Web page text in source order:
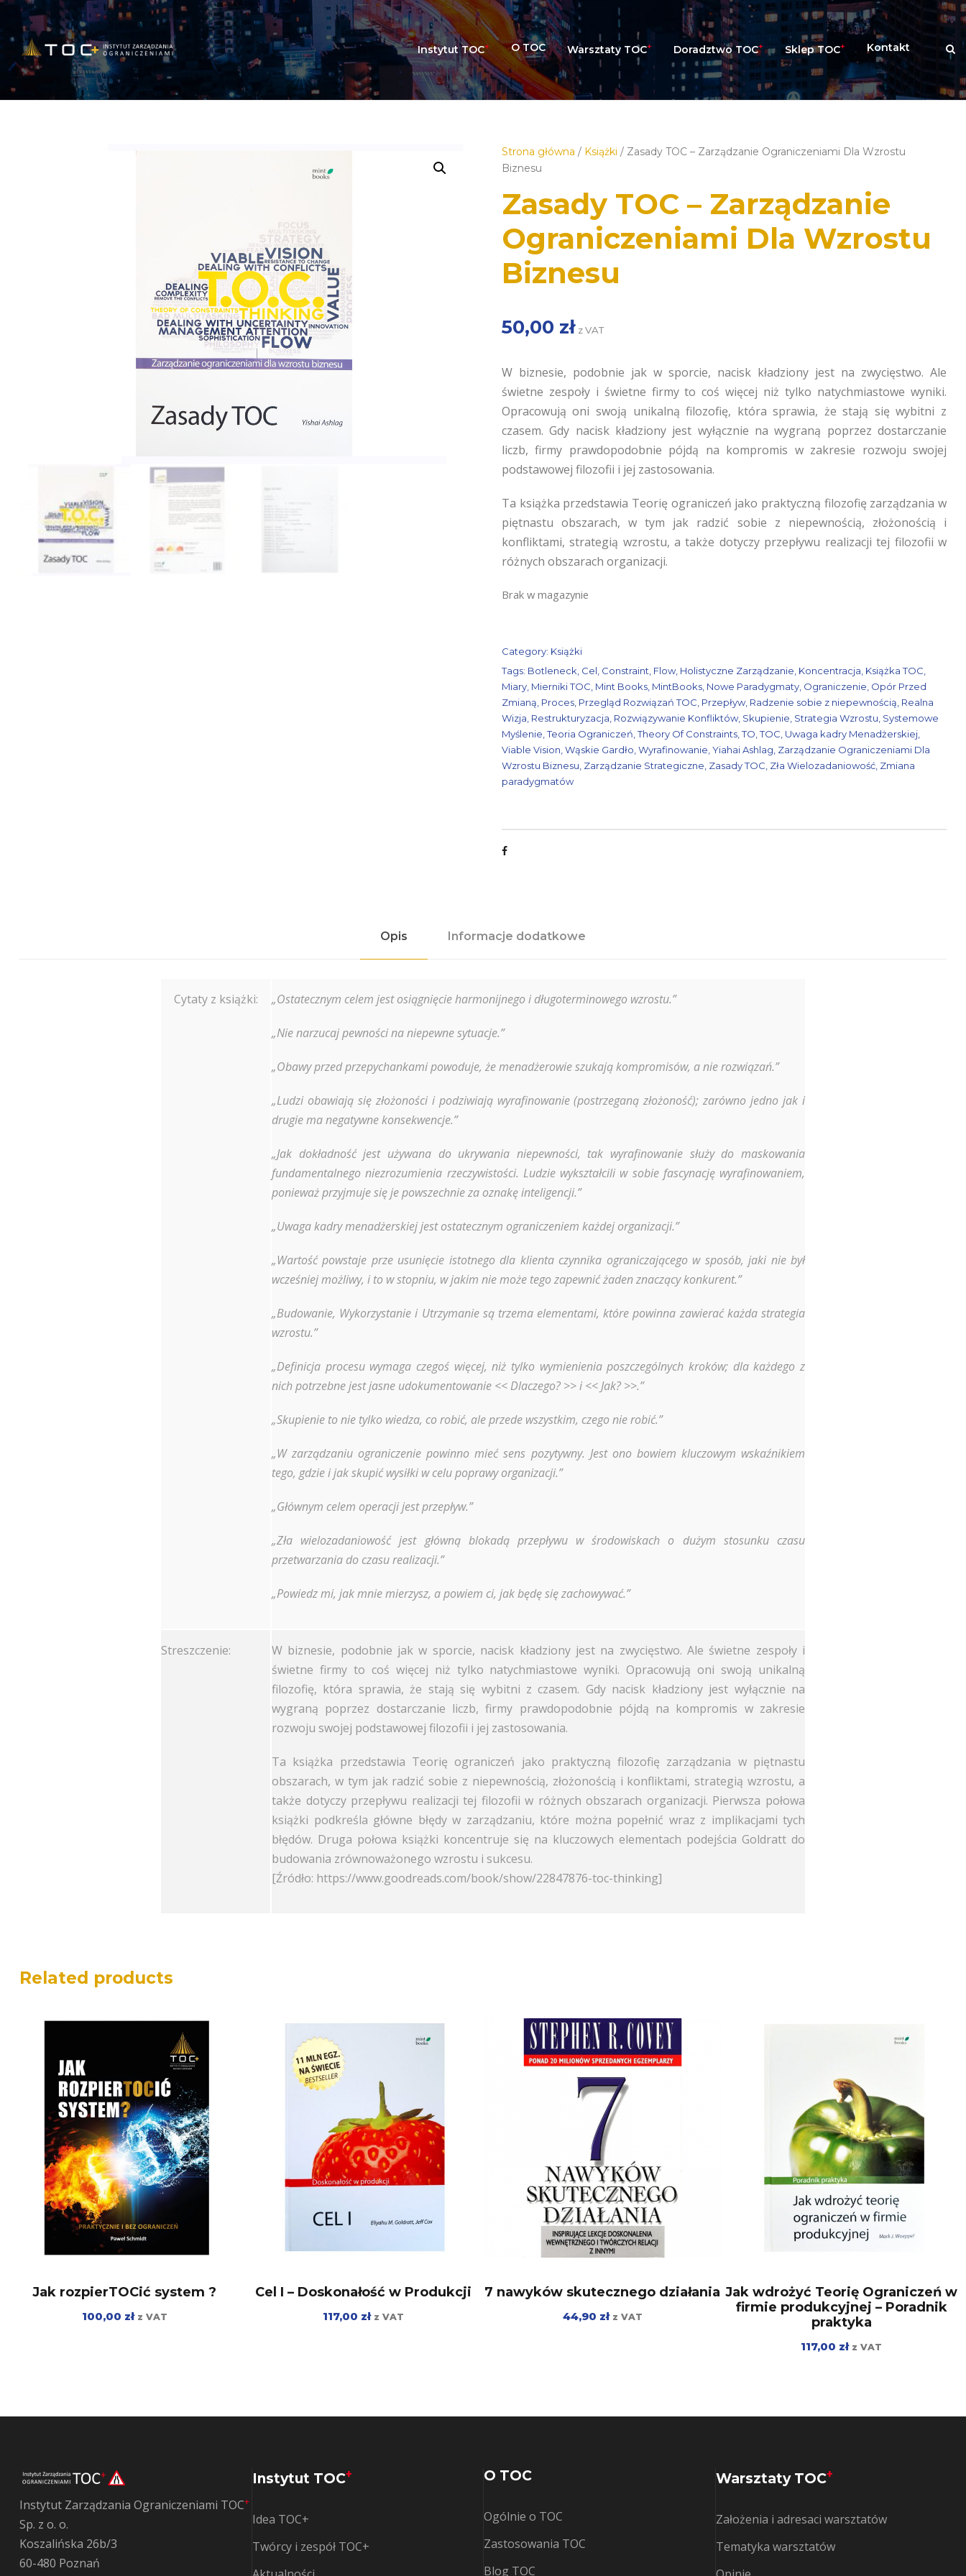
Instytut TOC+ O TOC Warsztaty TOC+ Doradztwo TOC+ Sklep TOC+ Kontakt
Strona główna / Książki / Zasady TOC – Zarządzanie Ograniczeniami Dla Wzrostu
Biznesu
Zasady TOC – Zarządzanie
Ograniczeniami Dla Wzrostu
Biznesu
50,00 zł z VAT
W biznesie, podobnie jak w sporcie, nacisk kładziony jest na zwycięstwo. Ale
świetne zespoły i świetne firmy to coś więcej niż tylko natychmiastowe wyniki.
Opracowują oni swoją unikalną filozofię, która sprawia, że stają się wybitni z
czasem. Gdy nacisk kładziony jest wyłącznie na wygraną poprzez dostarczanie
liczb, firmy prawdopodobnie pójdą na kompromis w zakresie rozwoju swojej
podstawowej filozofii i jej zastosowania.
Ta książka przedstawia Teorię ograniczeń jako praktyczną filozofię zarządzania w
piętnastu obszarach, w tym jak radzić sobie z niepewnością, złożonością i
konfliktami, strategią wzrostu, a także dotyczy przepływu realizacji tej filozofii w
różnych obszarach organizacji.
Brak w magazynie
Category: Książki
Tags: Botleneck Cel Constraint Flow, Holistyczne Zarządzanie Koncentracja Książka TOC
Miary, Mierniki TOC Mint Books, MintBooks, Nowe Paradygmaty, Ograniczenie Opór Przed
Zmianą Proces, Przegląd Rozwiązań TOC Przepływ, Radzenie sobie z niepewnością Realna
Wizja Restrukturyzacja Rozwiązywanie Konfliktów, Skupienie Strategia Wzrostu Systemowe
Myślenie ,Teoria Ograniczeń ,Theory Of Constraints,TO ,TOC Uwaga kadry Menadżerskiej,
Viable Vision Wąskie Gardło Wyrafinowanie Yiahai Ashlag Zarządzanie Ograniczeniami Dla
Wzrostu Biznesu Zarządzanie Strategiczne Zasady TOC Zła Wielozadaniowość, Zmiana
paradygmatów
Opis Informacje dodatkowe
Cytaty z książki: „Ostatecznym celem jest osiągnięcie harmonijnego i długoterminowego wzrostu.”
„Nie narzucaj pewności na niepewne sytuacje.”
„Obawy przed przepychankami powoduje, że menadżerowie szukają kompromisów, a nie rozwiązań.”
„Ludzi obawiają się złożoności i podziwiają wyrafinowanie (postrzeganą złożoność); zarówno jedno jak i
drugie ma negatywne konsekwencje.”
„Jak dokładność jest używana do ukrywania niepewności, tak wyrafinowanie służy do maskowania
fundamentalnego niezrozumienia rzeczywistości. Ludzie wykształcili w sobie fascynację wyrafinowaniem,
ponieważ przyjmuje się je powszechnie za oznakę inteligencji.”
„Uwaga kadry menadżerskiej jest ostatecznym ograniczeniem każdej organizacji.”
„Wartość powstaje prze usunięcie istotnego dla klienta czynnika ograniczającego w sposób, jaki nie był
wcześniej możliwy, i to w stopniu, w jakim nie może tego zapewnić żaden znaczący konkurent.”
„Budowanie, Wykorzystanie i Utrzymanie są trzema elementami, które powinna zawierać każda strategia
wzrostu.”
„Definicja procesu wymaga czegoś więcej, niż tylko wymienienia poszczególnych kroków; dla każdego z
nich potrzebne jest jasne udokumentowanie << Dlaczego? >> i << Jak? >>.”
„Skupienie to nie tylko wiedza, co robić, ale przede wszystkim, czego nie robić.”
„W zarządzaniu ograniczenie powinno mieć sens pozytywny. Jest ono bowiem kluczowym wskaźnikiem
tego, gdzie i jak skupić wysiłki w celu poprawy organizacji.”
„Głównym celem operacji jest przepływ.”
„Zła wielozadaniowość jest główną blokadą przepływu w środowiskach o dużym stosunku czasu
przetwarzania do czasu realizacji.”
„Powiedz mi, jak mnie mierzysz, a powiem ci, jak będę się zachowywać.”
Streszczenie:
W biznesie, podobnie jak w sporcie, nacisk kładziony jest na zwycięstwo. Ale świetne zespoły i
świetne firmy to coś więcej niż tylko natychmiastowe wyniki. Opracowują oni swoją unikalną
filozofię, która sprawia, że stają się wybitni z czasem. Gdy nacisk kładziony jest wyłącznie na
wygraną poprzez dostarczanie liczb, firmy prawdopodobnie pójdą na kompromis w zakresie
rozwoju swojej podstawowej filozofii i jej zastosowania.
Ta książka przedstawia Teorię ograniczeń jako praktyczną filozofię zarządzania w piętnastu
obszarach, w tym jak radzić sobie z niepewnością, złożonością i konfliktami, strategią wzrostu, a
także dotyczy przepływu realizacji tej filozofii w różnych obszarach organizacji. Pierwsza połowa
książki podkreśla główne błędy w zarządzaniu, które można popełnić wraz z implikacjami tych
błędów. Druga połowa książki koncentruje się na kluczowych elementach podejścia Goldratt do
budowania zrównoważonego wzrostu i sukcesu.
[Źródło: https://www.goodreads.com/book/show/22847876-toc-thinking]
Related products
Jak rozpierTOCić system ?
100,00 zł z VAT
Cel I – Doskonałość w Produkcji
117,00 zł z VAT
7 nawyków skutecznego działania
44,90 zł z VAT
Jak wdrożyć Teorię Ograniczeń w
firmie produkcyjnej – Poradnik
praktyka
117,00 zł z VAT
Instytut Zarządzania Ograniczeniami TOC+
Sp. z o. o.
Koszalińska 26b/3
60-480 Poznań
Instytut TOC+
Idea TOC+
Twórcy i zespół TOC+
O TOC
Ogólnie o TOC
Zastosowania TOC
Blog TOC
Warsztaty TOC+
Założenia i adresaci warsztatów
Tematyka warsztatów